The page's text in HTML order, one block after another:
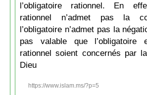
l’obligatoire rationnel. En
rationnel n’admet pas la
l’obligatoire n’admet pas la
pas valable que l’obligatoire
rationnel soient concernés par
Dieu
https://www.islam.ms/?p=5